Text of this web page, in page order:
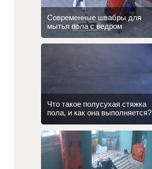
Современные швабры для
мытья пола с ведром
Что такое полусухая стяжка
пола, и как она выполняется?